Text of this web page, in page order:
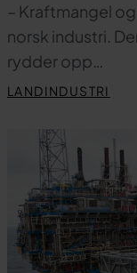
– Kraftmangel
norsk industri.
rydder opp…
LANDINDUSTRI